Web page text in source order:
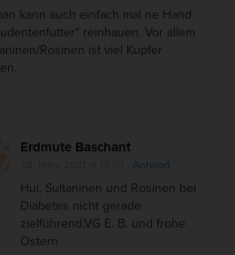
kann auch einfach mal ne Hand
reinhauen. Vor allem
Rosinen ist viel Kupfer
Erdmute Baschant
- Antwort
Hui, Sultaninen und Rosinen bei
Diabetes nicht gerade
zielführend.VG E. B. und frohe
Ostern